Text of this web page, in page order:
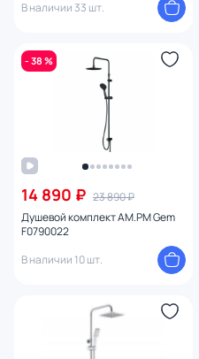
В наличии 33 шт.
- 38 %
14 890 ₽ 23 890 ₽
Душевой комплект AM.PM Gem
F0790022
В наличии 10 шт.